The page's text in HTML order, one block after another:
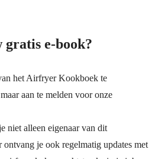
e-book?
het Airfryer Kookboek te
aan te melden voor onze
niet alleen eigenaar van dit
ontvang je ook regelmatig updates met